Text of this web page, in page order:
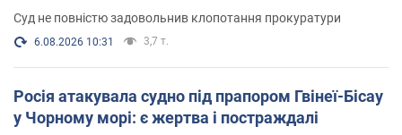
Суд не повністю задовольнив клопотання прокуратури
6.08.2026 10:31 3,7 т.
Росія атакувала судно під прапором Гвінеї-Бісау
у Чорному морі: є жертва і постраждалі